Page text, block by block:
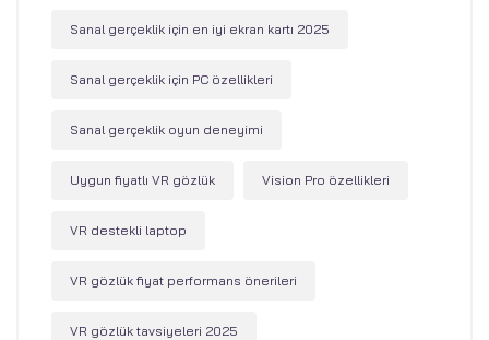
Sanal gerçeklik için en iyi ekran kartı 2025
Sanal gerçeklik için PC özellikleri
Sanal gerçeklik oyun deneyimi
Uygun fiyatlı VR gözlük Vision Pro özellikleri
VR destekli laptop
VR gözlük fiyat performans önerileri
VR gözlük tavsiyeleri 2025